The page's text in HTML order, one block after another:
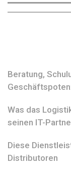
Beratung,
Was das
seinen IT-
Diese
Distributoren